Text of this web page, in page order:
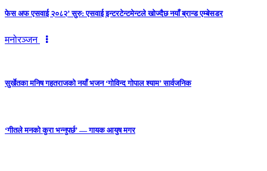
फेस अफ एसवाई २०८२’ सुरु: एसवाई इन्टरटेन्टमेन्टले खोज्दैछ नयाँ ब्रान्ड एम्बेसडर
मनोरञ्जन
सुर्खेतका मनिष गहतराजको नयाँ भजन ‘गोविन्द गोपाल श्याम’ सार्वजनिक
‘गीतले मनको कुरा भन्नुपर्छ’ — गायक आयुष मगर